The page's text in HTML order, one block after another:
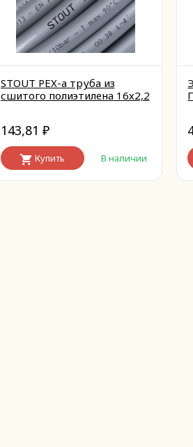
STOUT PEX-a труба из
сшитого полиэтилена 16х2,2
143,81 ₽
Купить В наличии